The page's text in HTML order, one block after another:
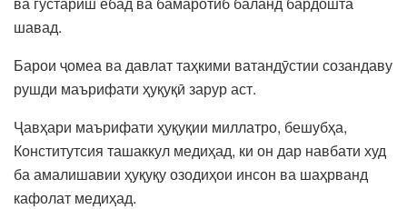
шавад.
Барои ҷомеа ва давлат таҳкими ватандӯстии созандаву
рушди маърифати ҳуқуқӣ зарур аст.
Ҷавҳари маърифати ҳуқуқии миллатро, бешубҳа,
Конститутсия ташаккул медиҳад, ки он дар навбати худ
ба амалишавии ҳуқуқу озодиҳои инсон ва шаҳрванд
кафолат медиҳад.